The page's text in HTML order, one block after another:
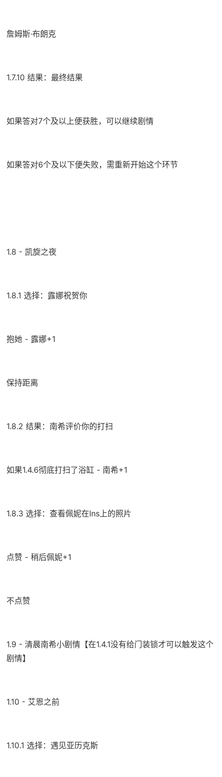
詹姆斯·布朗克
1.7.10 结果：最终结果
如果答对7个及以上便获胜，可以继续剧情
如果答对6个及以下便失败，需重新开始这个环节
1.8 - 凯旋之夜
1.8.1 选择：露娜祝贺你
抱她 - 露娜+1
保持距离
1.8.2 结果：南希评价你的打扫
如果1.4.6彻底打扫了浴缸 - 南希+1
1.8.3 选择：查看佩妮在Ins上的照片
点赞 - 稍后佩妮+1
不点赞
1.9 - 清晨南希小剧情【在1.4.1没有给门装锁才可以触发这个
剧情】
1.10 - 艾恩之前
1.10.1 选择：遇见亚历克斯